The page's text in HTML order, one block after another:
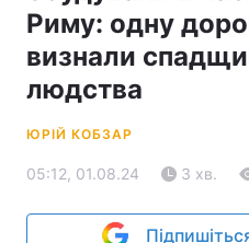
Риму: одну
визнали
людства
ЮРІЙ КОБЗАР
05:12, 01.08.24 3 хв.